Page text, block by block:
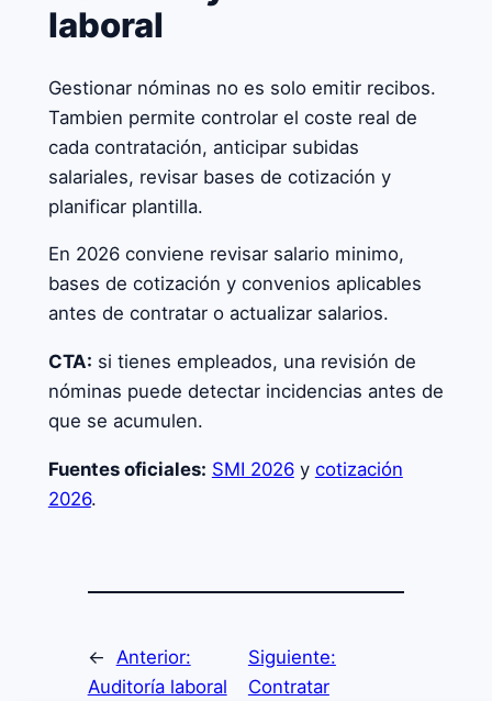
laboral
Gestionar nóminas no es solo emitir recibos.
Tambien permite controlar el coste real de
cada contratación, anticipar subidas
salariales, revisar bases de cotización y
planificar plantilla.
En 2026 conviene revisar salario minimo,
bases de cotización y convenios aplicables
antes de contratar o actualizar salarios.
CTA: si tienes empleados, una revisión de
nóminas puede detectar incidencias antes de
que se acumulen.
Fuentes oficiales: SMI 2026y cotización
2026.
←
Anterior:
Auditoría laboral
Siguiente:
Contratar